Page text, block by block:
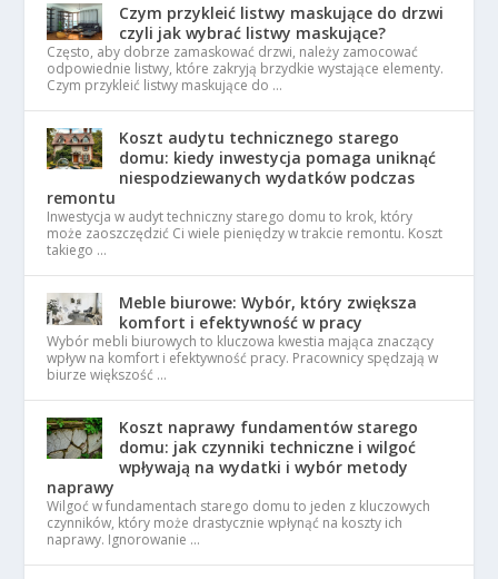
Czym przykleić listwy maskujące do drzwi
czyli jak wybrać listwy maskujące?
Często, aby dobrze zamaskować drzwi, należy zamocować
odpowiednie listwy, które zakryją brzydkie wystające elementy.
Czym przykleić listwy maskujące do …
Koszt audytu technicznego starego
domu: kiedy inwestycja pomaga uniknąć
niespodziewanych wydatków podczas
remontu
Inwestycja w audyt techniczny starego domu to krok, który
może zaoszczędzić Ci wiele pieniędzy w trakcie remontu. Koszt
takiego …
Meble biurowe: Wybór, który zwiększa
komfort i efektywność w pracy
Wybór mebli biurowych to kluczowa kwestia mająca znaczący
wpływ na komfort i efektywność pracy. Pracownicy spędzają w
biurze większość …
Koszt naprawy fundamentów starego
domu: jak czynniki techniczne i wilgoć
wpływają na wydatki i wybór metody
naprawy
Wilgoć w fundamentach starego domu to jeden z kluczowych
czynników, który może drastycznie wpłynąć na koszty ich
naprawy. Ignorowanie …